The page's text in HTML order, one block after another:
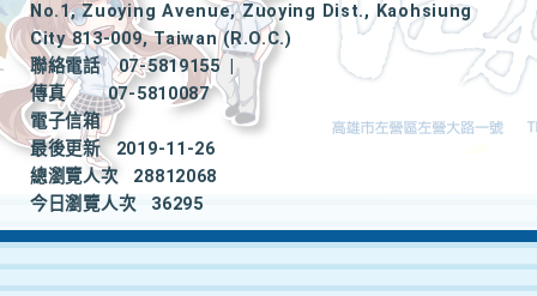
No.1, Zuoying Avenue, Zuoying Dist., Kaohsiung
City 813-009, Taiwan (R.O.C.)
聯絡電話
07-5819155
|
傳真
07-5810087
電子信箱
最後更新
2019-11-26
總瀏覽人次
28812068
今日瀏覽人次
36295